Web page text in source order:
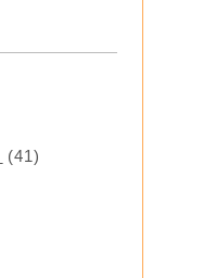
(41)